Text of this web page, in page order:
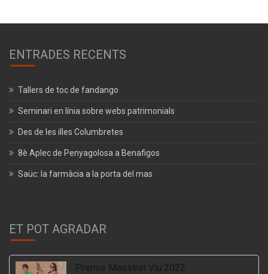
ENTRADES RECENTS
Tallers de toc de fandango
Seminari en línia sobre webs patrimonials
Des de les illes Columbretes
8è Aplec de Penyagolosa a Benafigos
Saüc: la farmàcia a la porta del mas
ET POT AGRADAR
Premis Maestrat Viu 2022